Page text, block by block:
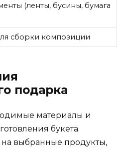
(ленты, бусины, бумага
сборки композиции
подарка
материалы и
букета.
выбранные продукты,